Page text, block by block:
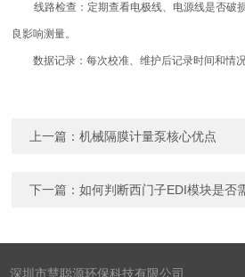
线路检查：定期查看电极线、电源线是否破
良影响测量。
数据记录：每次校准、维护后记录时间和情况
上一篇：机械隔膜计量泵核心优点
下一篇：如何判断西门子EDI模块是否
深圳市慧聪源环保科技有限公司